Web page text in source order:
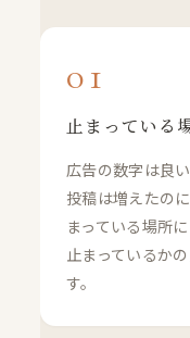
01
止まっている
広告の数字は良
投稿は増えたの
まっている場所
止まっているか
す。